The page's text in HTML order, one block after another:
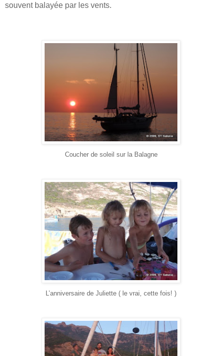
souvent balayée par les vents.
Coucher de soleil sur la Balagne
L’anniversaire de Juliette ( le vrai, cette fois! )